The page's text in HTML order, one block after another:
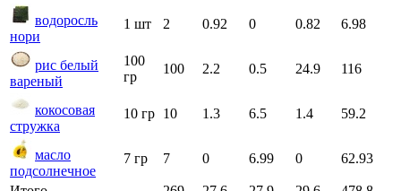
водоросль
нори
1 шт 2 0.92 0 0.82 6.98
рис белый
вареный
100
гр
100 2.2 0.5 24.9 116
кокосовая
стружка
10 гр 10 1.3 6.5 1.4 59.2
масло
подсолнечное
7 гр 7 0 6.99 0 62.93